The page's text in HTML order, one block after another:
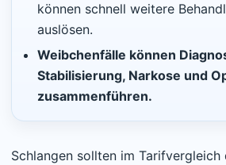
können schnell weitere
auslösen.
Weibchenfälle können
Stabilisierung, Narkose und
zusammenführen.
Schlangen sollten im